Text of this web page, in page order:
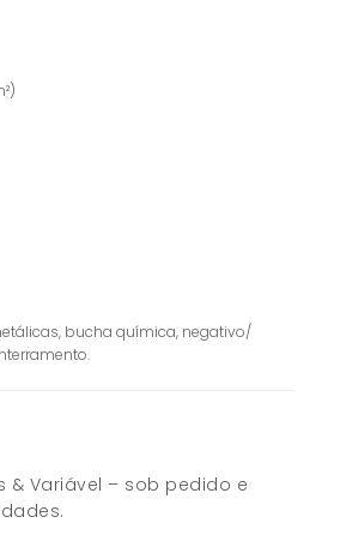
bucha química, negativo/
& Variável – sob pedido e